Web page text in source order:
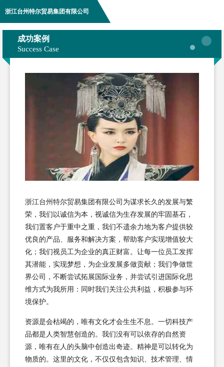
浙江台州特尔贸易集团有限公司
成功案例
Success Case
浙江台州特尔贸易集团有限公司为谋求长久的发展与繁
荣，我们以诚信为本，视诚信为生存发展的牢固基石，
我们置客户于重中之重，我们不遗余力地为客户提供较
优良的产品、服务和解决方案，帮助客户实现增值较大
化；我们视员工为企业的真正财富。让每一位员工发挥
其潜能，实现梦想，为企业发展多做贡献；我们争做世
界公司，不断尝试拓展国际业务，并尝试引进国际化思
维方式为我所用：同时我们关注公共利益，积极参与环
境保护。
资源是会枯竭的，唯有文化才会生生不息。一切科技产
品都是人类智慧创造的。我们没有可以依存的自然资
源，唯有在人的头脑中创造出奇迹。精神是可以转化为
物质的。这里的文化，不仅仅包含知识、技术管理、情